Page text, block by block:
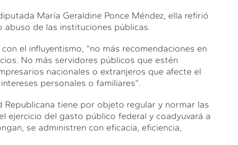
María Geraldine Ponce Méndez, ella refirió
de las instituciones públicas.
el influyentismo, “no más recomendaciones en
No más servidores públicos que estén
nacionales o extranjeros que afecte el
personales o familiares”.
Republicana tiene por objeto regular y normar las
ejercicio del gasto público federal y coadyuvará a
se administren con eficacia, eficiencia,